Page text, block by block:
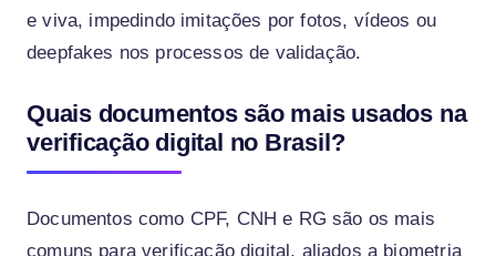
e viva, impedindo imitações por fotos, vídeos ou
deepfakes nos processos de validação.
Quais documentos são mais usados na
verificação digital no Brasil?
Documentos como CPF, CNH e RG são os mais
comuns para verificação digital, aliados a biometria